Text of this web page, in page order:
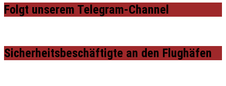
Folgt unserem Telegram-Channel
Sicherheitsbeschäftigte an den Flughäfen